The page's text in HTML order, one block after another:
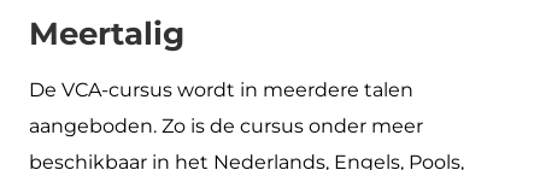
Meertalig
De VCA-cursus wordt in meerdere talen
aangeboden. Zo is de cursus onder meer
beschikbaar in het Nederlands, Engels, Pools,